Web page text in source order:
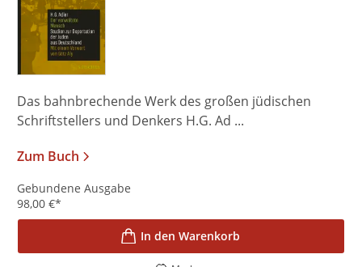
Das bahnbrechende Werk des großen jüdischen
Schriftstellers und Denkers H.G. Ad ...
Zum Buch
Gebundene Ausgabe
98,00 €*
In den Warenkorb